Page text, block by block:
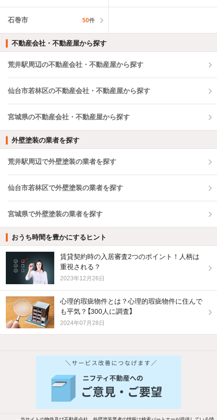
石巻市 50件
不動産会社・不動産屋から探す
荒井駅周辺の不動産会社・不動産屋から探す
仙台市若林区の不動産会社・不動産屋から探す
宮城県の不動産会社・不動産屋から探す
外壁塗装の業者を探す
荒井駅周辺で外壁塗装の業者を探す
仙台市若林区で外壁塗装の業者を探す
宮城県で外壁塗装の業者を探す
おうち時間を豊かにするヒント
賃貸契約時の入居審査2つのポイント！人柄は
重視される？
2023年12月26日
心理的瑕疵物件とは？心理的瑕疵物件に住んで
も平気？【300人に調査】
2024年07月28日